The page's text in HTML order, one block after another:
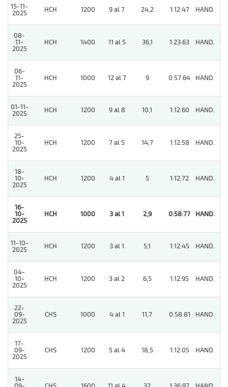
15-11-
2025
HCH 1200 9 al 7 24,2 1:12:47 HAND.
08-
11-
2025
HCH 1400 11 al 5 36,1 1:23:63 HAND. 15
06-
11-
2025
HCH 1000 12 al 7 9 0:57:64 HAND.
01-11-
2025
HCH 1200 9 al 8 10,1 1:12:60 HAND.
25-
10-
2025
HCH 1200 7 al 5 14,7 1:12:58 HAND.
18-
10-
2025
HCH 1200 4 al 1 5 1:12:72 HAND.
16-
10-
2025
HCH 1000 3 al 1 2,9 0:58:77 HAND.
11-10-
2025
HCH 1200 3 al 1 5,1 1:12:45 HAND.
04-
10-
2025
HCH 1200 3 al 2 6,5 1:12:95 HAND. 12
22-
09-
2025
CHS 1000 4 al 1 11,7 0:58:81 HAND.
17-
09-
2025
CHS 1200 5 al 4 18,5 1:12:05 HAND.
14-